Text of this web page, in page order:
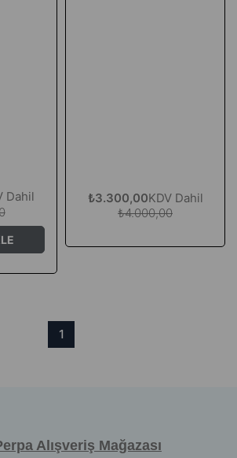
Dahil
₺3.300,00KDV Dahil
₺4.000,00
1
Alışveriş Mağazası